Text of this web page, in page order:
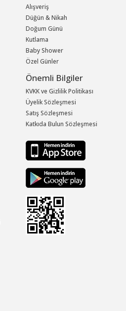
Alışveriş
Düğün & Nikah
Doğum Günü
Kutlama
Baby Shower
Özel Günler
Önemli Bilgiler
KVKK ve Gizlilik Politikası
Üyelik Sözleşmesi
Satış Sözleşmesi
Katkıda Bulun Sözleşmesi